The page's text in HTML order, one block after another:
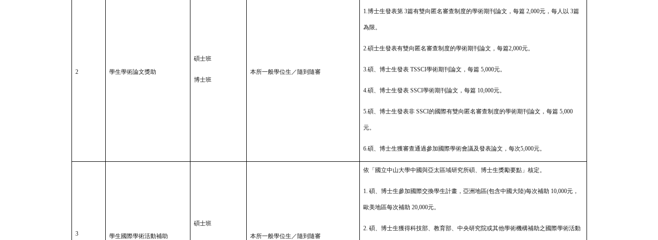
2 學生學術論文獎助
碩士班
博士班
本所一般學位生／隨到隨審
1.博士生發表第 3篇有雙向匿名審查制度的學術期刊論文，每篇 2,000元，每人以 3篇
為限。
2.碩士生發表有雙向匿名審查制度的學術期刊論文，每篇2,000元。
3.碩、博士生發表 TSSCI學術期刊論文，每篇 5,000元。
4.碩、博士生發表 SSCI學術期刊論文，每篇 10,000元。
5.碩、博士生發表非 SSCI的國際有雙向匿名審查制度的學術期刊論文，每篇 5,000
元。
6.碩、博士生獲審查通過參加國際學術會議及發表論文，每次5,000元。
3 學生國際學術活動補助
碩士班
本所一般學位生／隨到隨審
依「國立中山大學中國與亞太區域研究所碩、博士生獎勵要點」核定。
1. 碩、博士生參加國際交換學生計畫，亞洲地區(包含中國大陸)每次補助 10,000元，
歐美地區每次補助 20,000元。
2. 碩、博士生獲得科技部、教育部、中央研究院或其他學術機構補助之國際學術活動